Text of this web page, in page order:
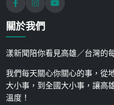
關於我們
漾新聞陪你看見高雄／台灣的
我們每天關心你關心的事，從
大小事，到全國大小事，讓高
溫度！